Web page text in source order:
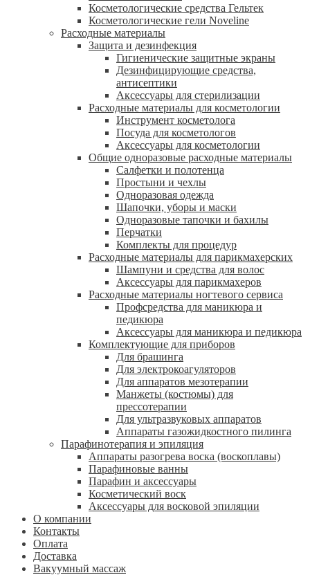
Косметологические средства Гельтек
Косметологические гели Noveline
Расходные материалы
Защита и дезинфекция
Гигиенические защитные экраны
Дезинфицирующие средства,
антисептики
Аксессуары для стерилизации
Расходные материалы для косметологии
Инструмент косметолога
Посуда для косметологов
Аксессуары для косметологии
Общие одноразовые расходные материалы
Салфетки и полотенца
Простыни и чехлы
Одноразовая одежда
Шапочки, уборы и маски
Одноразовые тапочки и бахилы
Перчатки
Комплекты для процедур
Расходные материалы для парикмахерских
Шампуни и средства для волос
Аксессуары для парикмахеров
Расходные материалы ногтевого сервиса
Профсредства для маникюра и
педикюра
Аксессуары для маникюра и педикюра
Комплектующие для приборов
Для брашинга
Для электрокоагуляторов
Для аппаратов мезотерапии
Манжеты (костюмы) для
прессотерапии
Для ультразвуковых аппаратов
Аппараты газожидкостного пилинга
Парафинотерапия и эпиляция
Аппараты разогрева воска (воскоплавы)
Парафиновые ванны
Парафин и аксессуары
Косметический воск
Аксессуары для восковой эпиляции
О компании
Контакты
Оплата
Доставка
Вакуумный массаж